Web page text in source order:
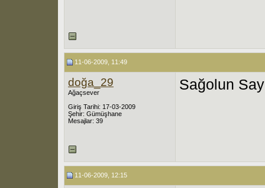
11-06-2009, 11:49
doğa_29
Ağaçsever
Giriş Tarihi: 17-03-2009
Şehir: Gümüşhane
Mesajlar: 39
Sağolun
11-06-2009, 12:15